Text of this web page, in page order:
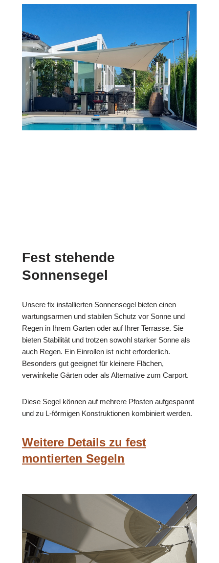
Fest stehende
Sonnensegel
Unsere fix installierten Sonnensegel bieten einen
wartungsarmen und stabilen Schutz vor Sonne und
Regen in Ihrem Garten oder auf Ihrer Terrasse. Sie
bieten Stabilität und trotzen sowohl starker Sonne als
auch Regen. Ein Einrollen ist nicht erforderlich.
Besonders gut geeignet für kleinere Flächen,
verwinkelte Gärten oder als Alternative zum Carport.
Diese Segel können auf mehrere Pfosten aufgespannt
und zu L-förmigen Konstruktionen kombiniert werden.
Weitere Details zu fest
montierten Segeln